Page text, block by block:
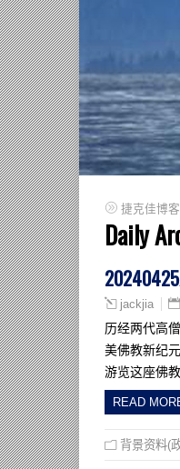
捷克佳博客
Daily
jackjia
历经两代高
美佛教新纪
游览这座佛
READ
背景资料(